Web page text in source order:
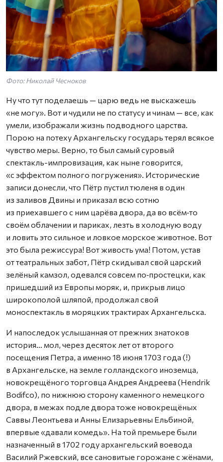
Фото: Николай Чесноков
Ну что тут поделаешь — царю ведь не выскажешь
«не могу». Вот и чудили не по статусу и чинам — все, как
умели, изображали жизнь подводного царства.
Порою на потеху Архангельску государь терял всякое
чувство меры. Верно, то был самый суровый
спектакль-импровизация, как ныне говорится,
«с эффектом полного погружения». Исторические
записи донесли, что Пётр пустил тюленя в один
из заливов Двины и приказал всю сотню
из приехавшего с ним царёва двора, да во всём‑то
своём облачении и париках, лезть в холодную воду
и ловить это сильное и ловкое морское животное. Вот
это была режиссура! Вот живость ума! Потом, устав
от театральных забот, Пётр скидывал свой царский
зелёный камзол, одевался совсем по‑простецки, как
пришедший из Европы моряк, и, прикрыв лицо
широкополой шляпой, продолжал свой
моноспектакль в моряцких трактирах Архангельска.
И напоследок услышанная от прежних знатоков
история… мол, через десяток лет от второго
посещения Петра, а именно 18 июня 1703 года (!)
в Архангельске, на земле голландского иноземца,
новокрещёного торговца Андрея Андреева (Hendrik
Bodifco), по нижнюю сторону каменного немецкого
двора, в межах подле двора тоже новокрещёных
Саввы Леонтьева и Анны Елизарьевны Ельбиной,
впервые «давали комедь». На той премьере были
назначенный в 1702 году архангельский воевода
Василий Ржевский, все сановитые горожане с жёнами,